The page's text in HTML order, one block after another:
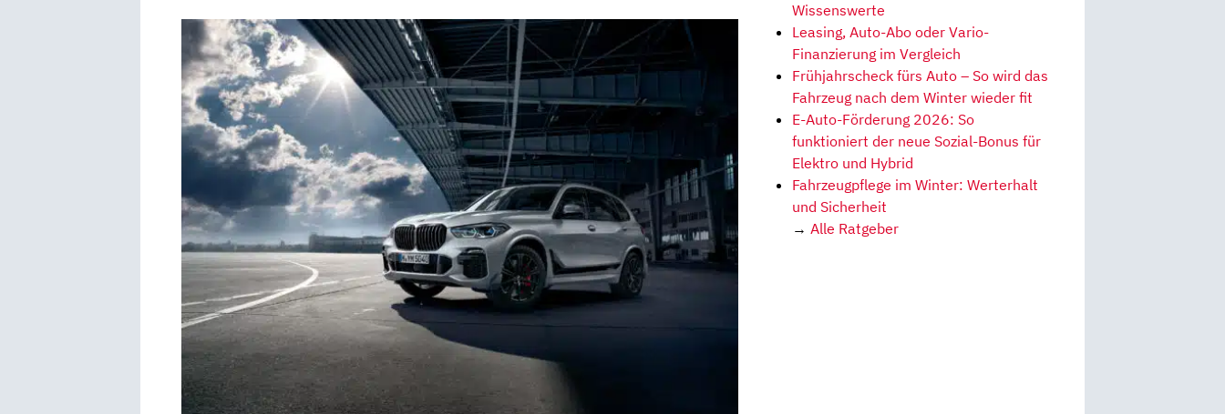
Wissenswerte
Leasing, Auto-Abo oder Vario-
Finanzierung im Vergleich
Frühjahrscheck fürs Auto – So wird das
Fahrzeug nach dem Winter wieder fit
E-Auto-Förderung 2026: So
funktioniert der neue Sozial-Bonus für
Elektro und Hybrid
Fahrzeugpflege im Winter: Werterhalt
und Sicherheit
→ Alle Ratgeber